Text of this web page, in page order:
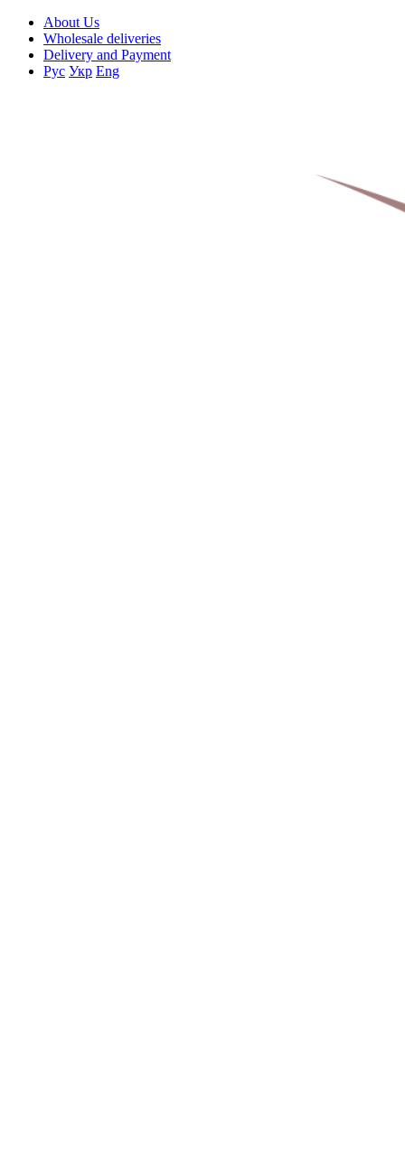
About Us
Wholesale deliveries
Delivery and Payment
Рус Укр Eng